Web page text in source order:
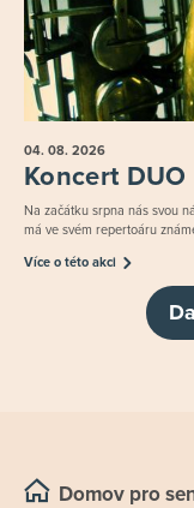
04. 08. 2026
Koncert DUO
Na začátku srpna nás svou
má ve svém repertoáru
Více o této akci
Domov pro